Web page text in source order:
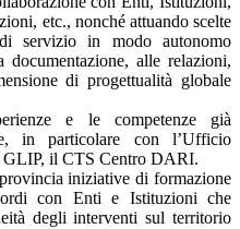
etc., nonché attuando scelte
servizio in modo autonomo
documentazione, alle relazioni,
di progettualità globale
e le competenze già
in particolare con l’Ufficio
GLIP, il CTS Centro DARI.
iniziative di formazione
con Enti e Istituzioni che
degli interventi sul territorio